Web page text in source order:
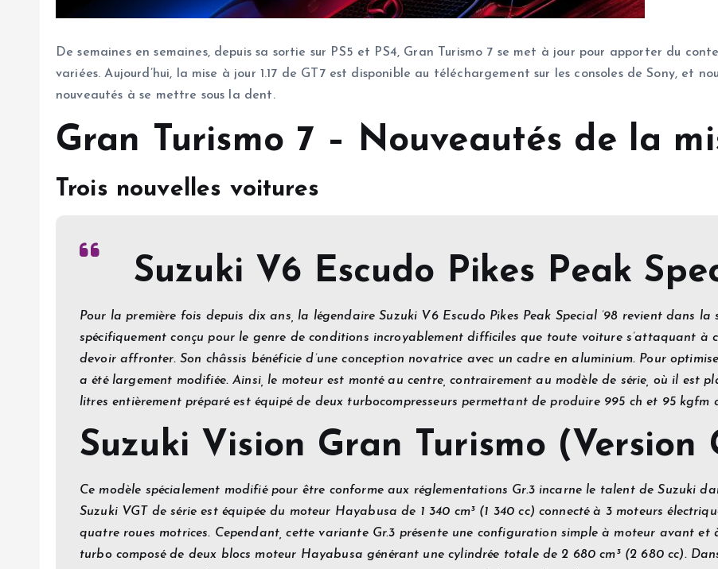
De semaines en semaines, depuis sa sortie sur PS5 et PS4, Gran Turismo 7 se met à jour pour apporter du
variées. Aujourd’hui, la mise à jour 1.17 de GT7 est disponible au téléchargement sur les consoles de Sony, et
nouveautés à se mettre sous la dent.
Gran Turismo 7 – Nouveautés de la
Trois nouvelles voitures
Suzuki V6 Escudo Pikes Peak
Pour la première fois depuis dix ans, la légendaire Suzuki V6 Escudo Pikes Peak Special ’98 revient dans la
spécifiquement conçu pour le genre de conditions incroyablement difficiles que toute voiture s’attaquant à
devoir affronter. Son châssis bénéficie d’une conception novatrice avec un cadre en aluminium. Pour
a été largement modifiée. Ainsi, le moteur est monté au centre, contrairement au modèle de série, où il est
litres entièrement préparé est équipé de deux turbocompresseurs permettant de produire 995 ch et 95 kgfm
Suzuki Vision Gran Turismo (Version
Ce modèle spécialement modifié pour être conforme aux réglementations Gr.3 incarne le talent de Suzuki
Suzuki VGT de série est équipée du moteur Hayabusa de 1 340 cm³ (1 340 cc) connecté à 3 moteurs
quatre roues motrices. Cependant, cette variante Gr.3 présente une configuration simple à moteur avant
turbo composé de deux blocs moteur Hayabusa générant une cylindrée totale de 2 680 cm³ (2 680 cc).